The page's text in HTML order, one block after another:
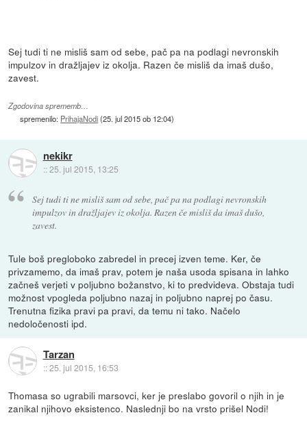
Sej tudi ti ne misliš sam od sebe, pač pa na podlagi nevronskih
impulzov in dražljajev iz okolja. Razen če misliš da imaš dušo,
zavest.
Zgodovina sprememb…
spremenilo: PrihajaNodi(25. jul 2015 ob 12:04)
nekikr
::25. jul 2015, 13:25
Sej tudi ti ne misliš sam od sebe, pač pa na podlagi nevronskih
impulzov in dražljajev iz okolja. Razen če misliš da imaš dušo,
zavest.
Tule boš pregloboko zabredel in precej izven teme. Ker, če
privzamemo, da imaš prav, potem je naša usoda spisana in lahko
začneš verjeti v poljubno božanstvo, ki to predvideva. Obstaja tudi
možnost vpogleda poljubno nazaj in poljubno naprej po času.
Trenutna fizika pravi pa pravi, da temu ni tako. Načelo
nedoločenosti ipd.
Tarzan
::25. jul 2015, 16:53
Thomasa so ugrabili marsovci, ker je preslabo govoril o njih in je
zanikal njihovo eksistenco. Naslednji bo na vrsto prišel Nodi!